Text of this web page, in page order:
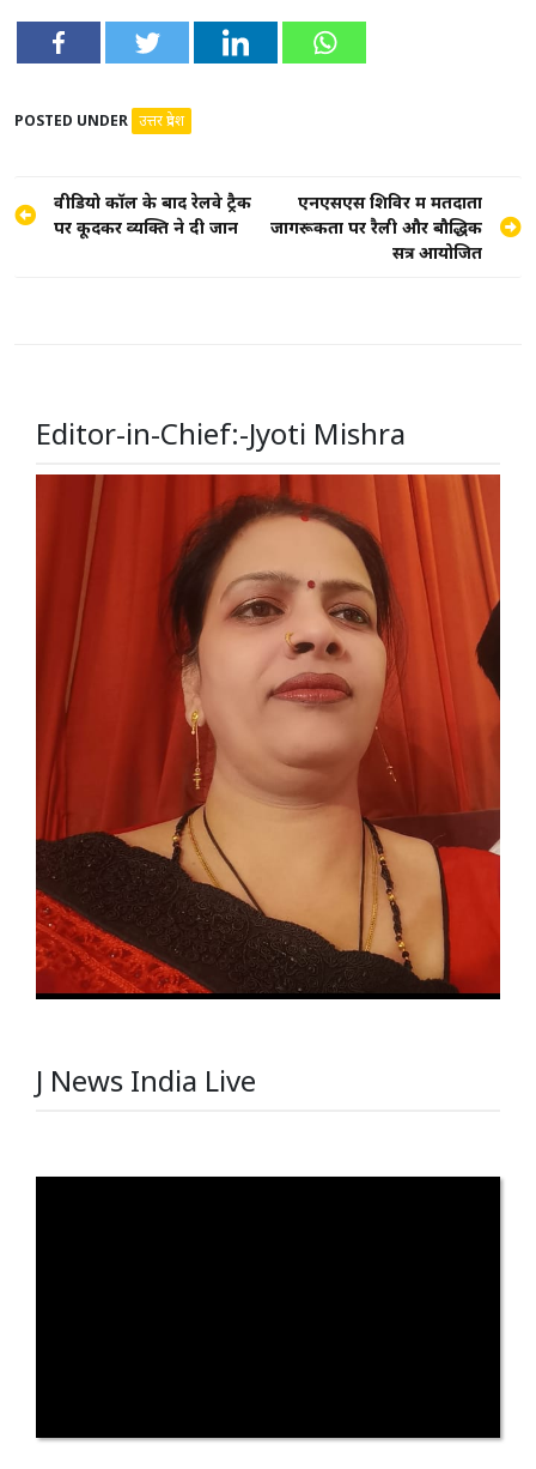
POSTED UNDER उत्तर प्रदेश
Post
navigation
वीडियो कॉल के बाद रेलवे ट्रैक
पर कूदकर व्यक्ति ने दी जान
एनएसएस शिविर में मतदाता
जागरूकता पर रैली और बौद्धिक
सत्र आयोजित
Editor-in-Chief:-Jyoti Mishra
J News India Live